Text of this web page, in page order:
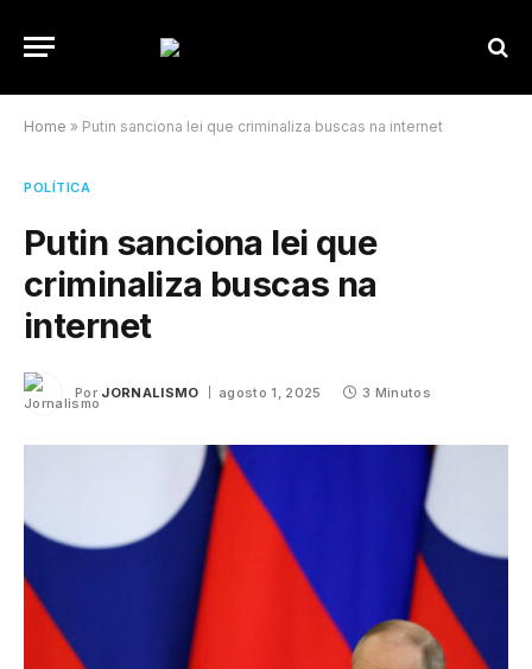
Home » Putin sanciona lei que criminaliza buscas na internet
POLÍTICA
Putin sanciona lei que
criminaliza buscas na
internet
Por JORNALISMO agosto 1, 2025 3 Minutos